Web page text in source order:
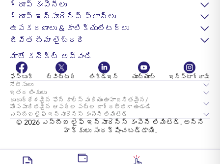
గ్రూప్ కంపెనీలు
గ్రూప్ ఇన్సూరెన్స్ ప్లాన్లు
ఉపకరణాలు & కాలిక్యులేటర్లు
జీవిత బీమా లైబ్రరీ
మాతో కనెక్ట్ అవ్వండి
ఫేస్బుక్ ట్విట్టర్ లింక్డ్ఇన్ యూట్యూబ్
ఇన్స్టాగ్రామ్
నోటీసులు
ఇతర లింకులు
దురుద్ధేశమైన ఫోన్ కాల్స్ మరియు ఊహాజనితమైన/
మోసపూరితమైన ఆఫర్ల పట్ల జాగ్రత్తగా ఉండండి
ఎస్‌బిఐ లైఫ్ ఇన్సూరెన్స్ కంపెనీ లిమిటెడ్
© 2026 ఎస్‌బీఐ లైఫ్ ఇన్సూరెన్స్ కంపెనీ లిమిటెడ్. అన్ని
హక్కులు సంరక్షించబడ్డాయి.